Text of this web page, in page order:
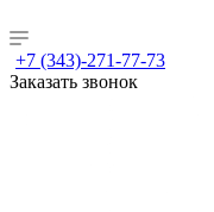
+7 (343)-271-77-73
Заказать звонок